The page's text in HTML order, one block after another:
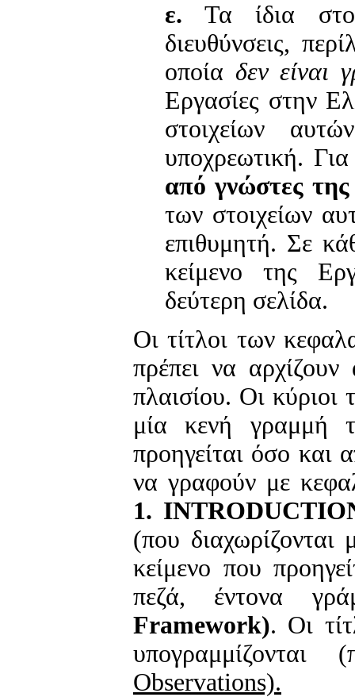
ε. Τα ίδια
διευθύνσεις,
οποία δεν είναι
Εργασίες στην
στοιχείων
υποχρεωτική.
από γνώστες
των στοιχείων
επιθυμητή. Σε
κείμενο της
δεύτερη σελίδα.
Οι τίτλοι των
πρέπει να
πλαισίου. Οι κύριοι
μία κενή γραμμή
προηγείται όσο και
να γραφούν με
1.
(που
κείμενο που
πεζά, έντονα
Framework). Οι
Observations).